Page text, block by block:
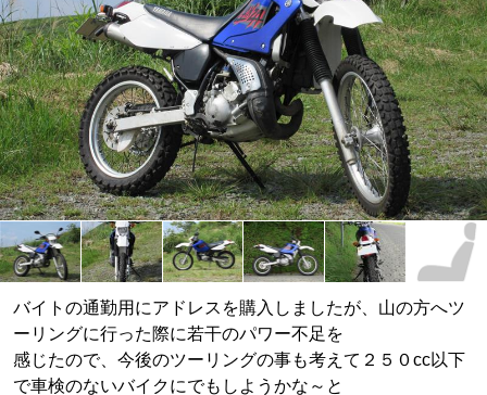
バイトの通勤用にアドレスを購入しましたが、山の方へツ
ーリングに行った際に若干のパワー不足を
感じたので、今後のツーリングの事も考えて２５０cc以下
で車検のないバイクにでもしようかな～と